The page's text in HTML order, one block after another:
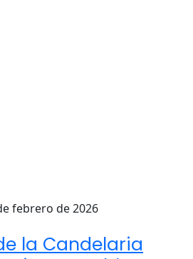
febrero de 2026
la Candelaria